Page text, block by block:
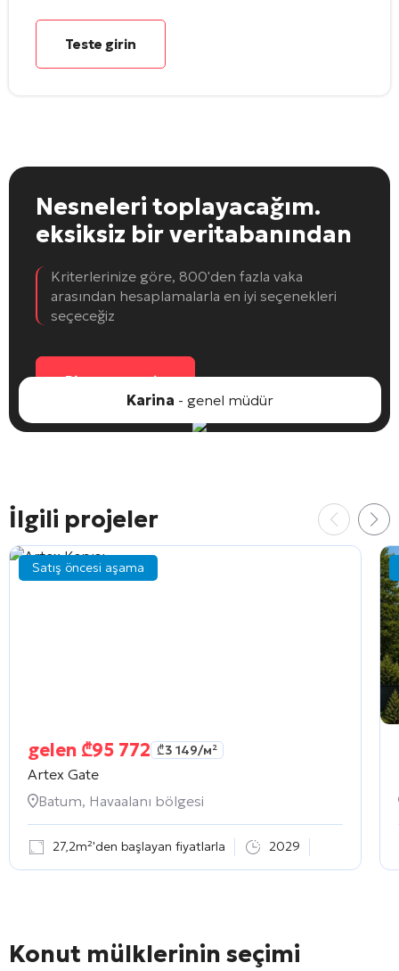
Teste girin
Nesneleri toplayacağım.
eksiksiz bir veritabanından
Kriterlerinize göre, 800'den fazla vaka
arasından hesaplamalarla en iyi seçenekleri
seçeceğiz
Bir nesne seçin
Karina - genel müdür
İlgili projeler
Satış öncesi aşama
gelen ₾95 772 ₾3 149/м²
Artex Gate
Batum, Havaalanı bölgesi
27,2m²'den başlayan fiyatlarla 2029
Konut mülklerinin seçimi